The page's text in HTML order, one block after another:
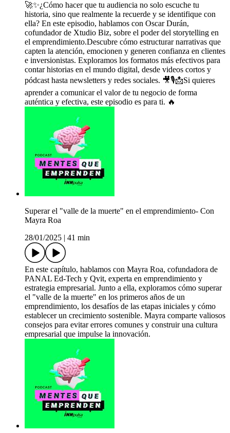
🚀✨¿Cómo hacer que tu audiencia no solo escuche tu
historia, sino que realmente la recuerde y se identifique con
ella? En este episodio, hablamos con Oscar Durán,
cofundador de Xtudio Biz, sobre el poder del storytelling en
el emprendimiento.Descubre cómo estructurar narrativas que
capten la atención, emocionen y generen confianza en clientes
e inversionistas. Exploramos los formatos más efectivos para
contar historias en el mundo digital, desde videos cortos y
pódcast hasta newsletters y redes sociales. 🎥🎙️📩Si quieres
aprender a comunicar el valor de tu negocio de forma
auténtica y efectiva, este episodio es para ti. 🔥
Superar el "valle de la muerte" en el emprendimiento- Con
Mayra Roa
28/01/2025
41 min
En este capítulo, hablamos con Mayra Roa, cofundadora de
PANAL Ed-Tech y Qvit, experta en emprendimiento y
estrategia empresarial. Junto a ella, exploramos cómo superar
el "valle de la muerte" en los primeros años de un
emprendimiento, los desafíos de las etapas iniciales y cómo
establecer un crecimiento sostenible. Mayra comparte valiosos
consejos para evitar errores comunes y construir una cultura
empresarial que impulse la innovación.